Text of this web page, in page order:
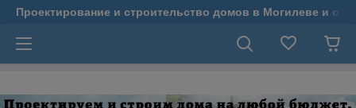
Проектирование и строительство домов в Могилеве и